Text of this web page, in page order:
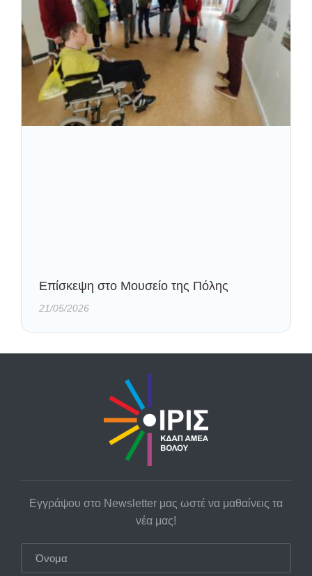
Eπίσκεψη στο Μουσείο της Πόλης
21/05/2026
Εγγράψου στο Newsletter μας ωστέ να μαθαίνεις τα
νέα μας!